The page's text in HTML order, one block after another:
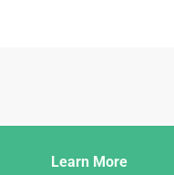
Learn More